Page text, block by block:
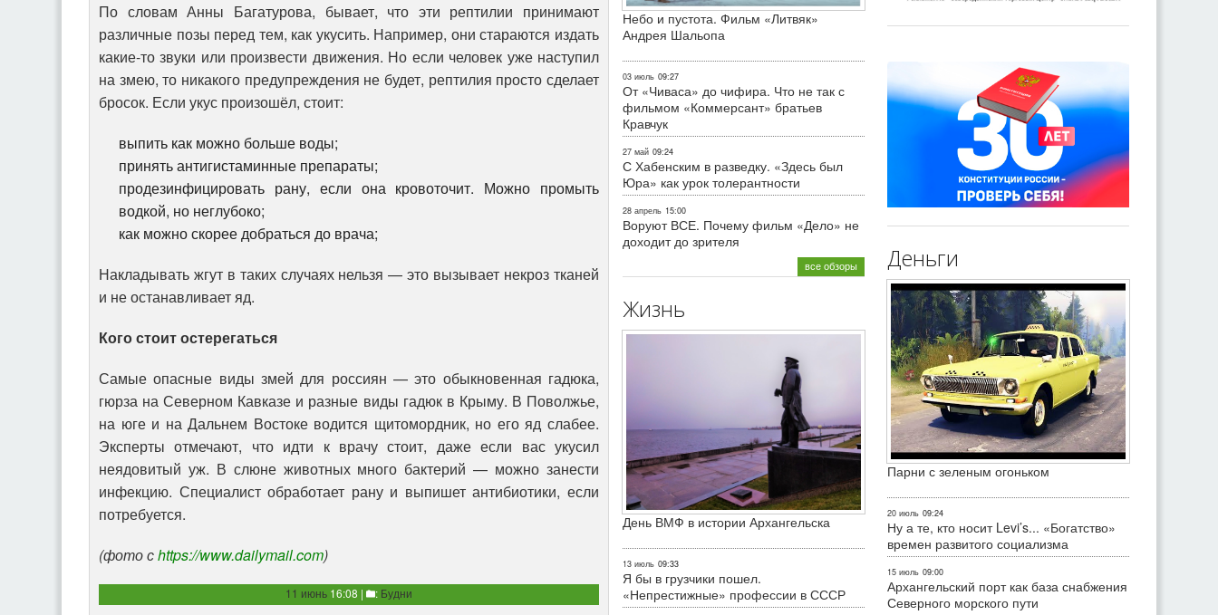
По словам Анны Багатурова, бывает, что эти рептилии принимают
различные позы перед тем, как укусить. Например, они стараются издать
какие-то звуки или произвести движения. Но если человек уже наступил
на змею, то никакого предупреждения не будет, рептилия просто сделает
бросок. Если укус произошёл, стоит:
выпить как можно больше воды;
принять антигистаминные препараты;
продезинфицировать рану, если она кровоточит. Можно промыть
водкой, но неглубоко;
как можно скорее добраться до врача;
Накладывать жгут в таких случаях нельзя — это вызывает некроз тканей
и не останавливает яд.
Кого стоит остерегаться
Самые опасные виды змей для россиян — это обыкновенная гадюка,
гюрза на Северном Кавказе и разные виды гадюк в Крыму. В Поволжье,
на юге и на Дальнем Востоке водится щитомордник, но его яд слабее.
Эксперты отмечают, что идти к врачу стоит, даже если вас укусил
неядовитый уж. В слюне животных много бактерий — можно занести
инфекцию. Специалист обработает рану и выпишет антибиотики, если
потребуется.
(фото сhttps://www.dailymail.com)
11 июнь 16:08 | : Будни
Небо и пустота. Фильм «Литвяк»
Андрея Шальопа
03 июль 09:27
От «Чиваса» до чифира. Что не так с
фильмом «Коммерсант» братьев
Кравчук
27 май 09:24
С Хабенским в разведку. «Здесь был
Юра» как урок толерантности
28 апрель 15:00
Воруют ВСЕ. Почему фильм «Дело» не
доходит до зрителя
все обзоры
Жизнь
День ВМФ в истории Архангельска
13 июль 09:33
Я бы в грузчики пошел.
«Непрестижные» профессии в СССР
Деньги
Парни с зеленым огоньком
20 июль 09:24
Ну а те, кто носит Levi’s... «Богатство»
времен развитого социализма
15 июль 09:00
Архангельский порт как база снабжения
Северного морского пути